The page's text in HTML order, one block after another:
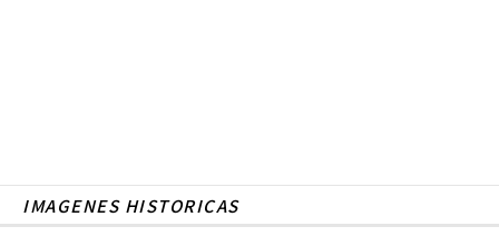
IMAGENES HISTORICAS